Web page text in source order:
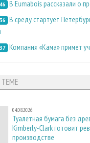
В Eumabois рассказали о
В среду стартует
Компания «Кама» примет
04.08.2026
Туалетная бумага без
Kimberly-Clark готовит
производстве